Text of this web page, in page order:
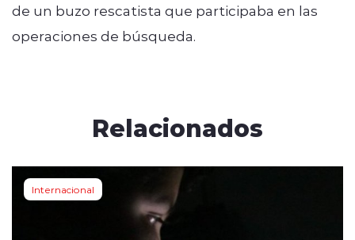
de un buzo rescatista que participaba en las
operaciones de búsqueda.
Relacionados
Internacional